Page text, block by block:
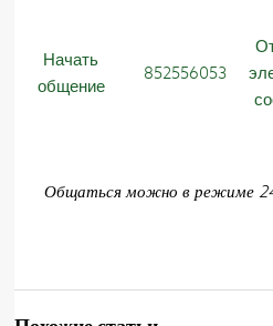
Начать
общение
852556053
Общаться можно в режиме